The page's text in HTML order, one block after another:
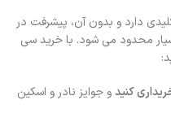
دارد و بدون آن، پیشرفت در
محدود می شود. با خرید سی
کنیدو جوایز نادر و اسکین